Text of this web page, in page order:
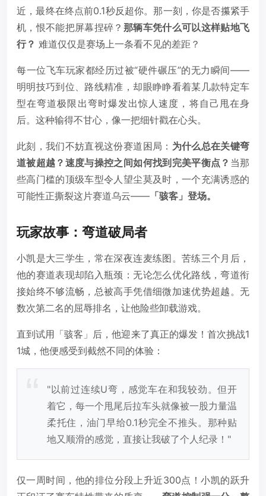
近，最终在终点前0.1秒反超你。那一刻，你是否攥紧手
机，恨不能把屏幕捏碎？ 那辆车凭什么可以这样贴地飞
行？ 难道仅仅是赛场上一条看不见的差距？
每一位飞车玩家都经历过被“硬件碾压”的无力瞬间——
明明技巧到位、路线精准，却眼睁睁看着某几款特定车
型在弯道极限出弯时爆发出惊人速度，将自己甩在身
后。这种输得不甘心，像一把细针戳在心头。
此刻，我们不妨直视这份赛道困局： 为什么总在关键弯
道被超越？速度与操控之间如何找到完美平衡点？ 当那
些高门槛的顶级车型令人望尘莫及时，一个充满诱惑的
可能性正撕裂这片赛道乌云—— 「骇客」登场。
玩家故事：弯道破局者
小凯是大三学生，常在深夜连麦练图。苦练三个月后，
他的赛道表现却陷入瓶颈：无论怎么优化路线，弯道衔
接始终不够流畅，总被高手凭借细微加速优势超越。无
数次第二名的屈辱排名，让他险些卸载游戏。
直到试用「骇客」后，他迎来了真正的爆发！首次挑战1
1城，他便感受到截然不同的体验：
"以前过连续U弯，感觉车在和我较劲。但开
着它，每一个甩尾后拉车头就像被一股力量温
柔托住，油门早给0.1秒完全不推头。那种贴
地又顺滑的感觉，直接让我破了个人纪录！"
仅一周时间，他的排位分段上升近300点！小凯的跃升